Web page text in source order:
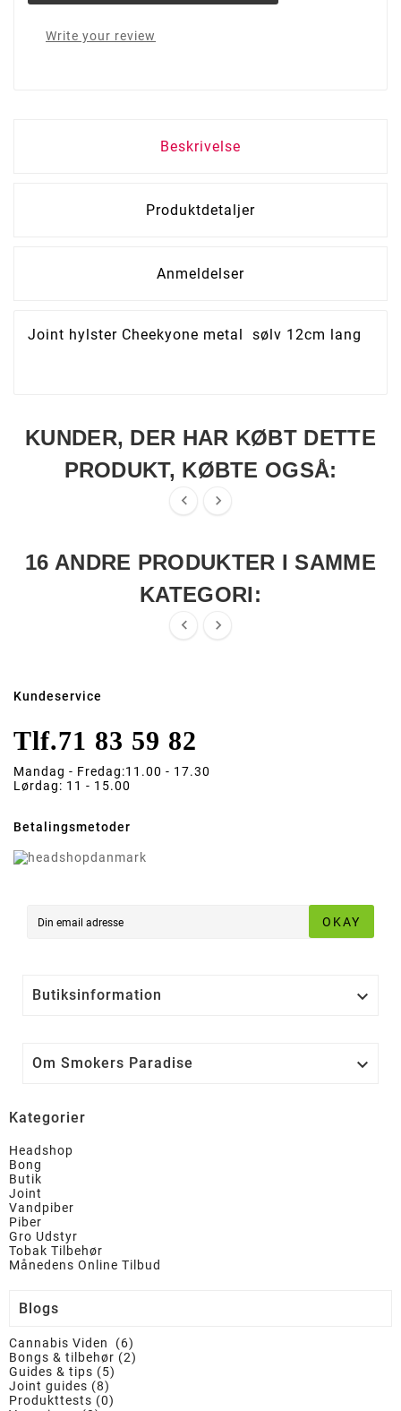
Write your review
Beskrivelse
Produktdetaljer
Anmeldelser
Joint hylster Cheekyone metal sølv 12cm lang
KUNDER, DER HAR KØBT DETTE
PRODUKT, KØBTE OGSÅ:
 
16 ANDRE PRODUKTER I SAMME
KATEGORI:
 
Kundeservice
Tlf.71 83 59 82
Mandag - Fredag:11.00 - 17.30
Lørdag: 11 - 15.00
Betalingsmetoder
OKAY
Butiksinformation 
Om Smokers Paradise 
Kategorier
Headshop
Bong
Butik
Joint
Vandpiber
Piber
Gro Udstyr
Tobak Tilbehør
Månedens Online Tilbud
Blogs
Cannabis Viden (6)
Bongs & tilbehør (2)
Guides & tips (5)
Joint guides (8)
Produkttests (0)